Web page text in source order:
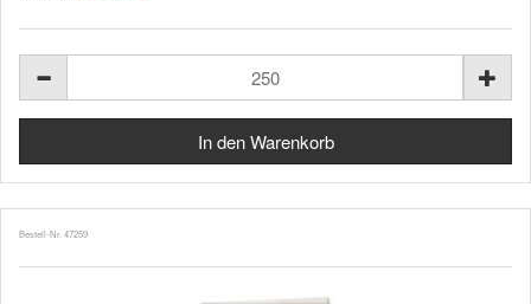
Bestell-Nr. 47259